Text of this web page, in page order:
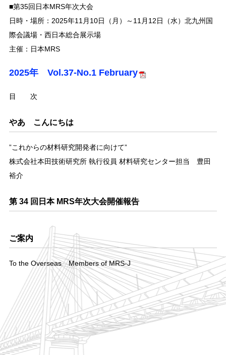
■第35回日本MRS年次大会
日時・場所：2025年11月10日（月）～11月12日（水）北九州国
際会議場・西日本総合展示場
主催：日本MRS
2025年 Vol.37-No.1 February
目 次
やあ こんにちは
”これからの材料研究開発者に向けて”
株式会社本⽥技術研究所 執行役員 材料研究センター担当 豊田
裕介
第 34 回日本 MRS年次大会開催報告
ご案内
To the Overseas Members of MRS-J